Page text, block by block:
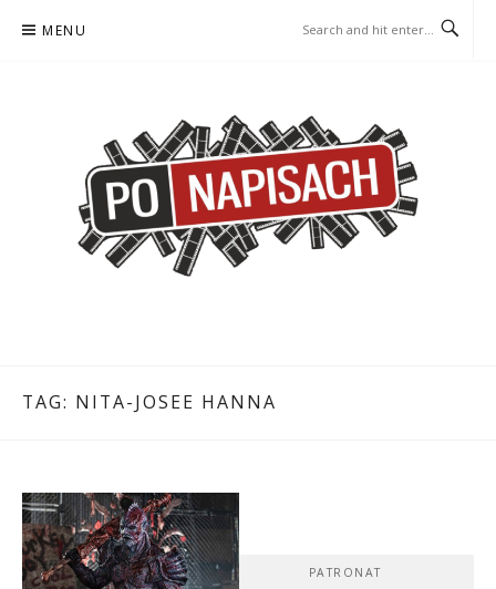
MENU
TAG: NITA-JOSEE HANNA
PATRONAT